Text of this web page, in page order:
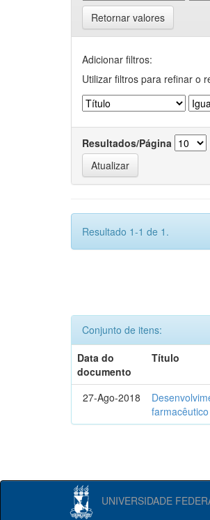
Retornar valores
Adicionar filtros:
Utilizar filtros para refinar o
Resultados/Página
Resultado 1-1 de 1.
Conjunto de itens:
Data do
documento
Título
27-Ago-2018
UNIVERSIDADE